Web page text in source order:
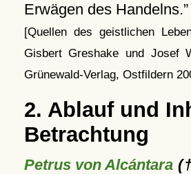
Erwägen des Handelns.
[Quellen des geistlichen
Gisbert Greshake und Josef
Grünewald-Verlag, Ostfildern
2. Ablauf und
Betrachtung
Petrus von Alcántara